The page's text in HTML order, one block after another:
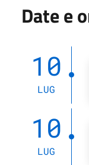
Date e
10
LUG
10
LUG